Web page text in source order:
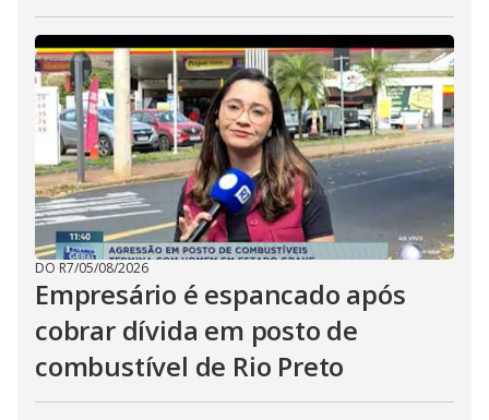
DO R7/05/08/2026
Empresário é espancado após
cobrar dívida em posto de
combustível de Rio Preto